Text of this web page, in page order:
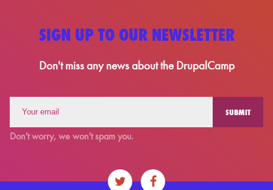
SIGN UP TO OUR NEWSLETTER
Don't miss any news about the DrupalCamp
Don't worry, we won't spam you.